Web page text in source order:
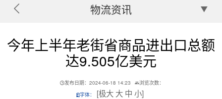
物流资讯
今年上半年老街省商品进出口总额
达9.505亿美元
发布日期：2024-06-18 14:23
浏览次数：
字体：
[极大 大 中 小]